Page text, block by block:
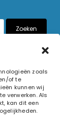
zoals
of te
kunnen wij
verwerken. Als
kan dit een
Zoeken